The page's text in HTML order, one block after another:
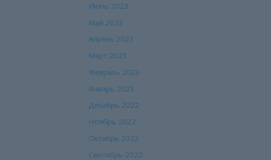
Июнь 2023
Май 2023
Апрель 2023
Март 2023
Февраль 2023
Январь 2023
Декабрь 2022
Ноябрь 2022
Октябрь 2022
Сентябрь 2022